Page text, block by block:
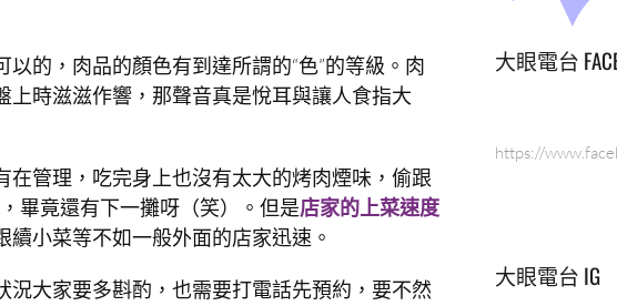
的，肉品的顏色有到達所謂的“色”的等級。肉
時滋滋作響，那聲音真是悅耳與讓人食指大
管理，吃完身上也沒有太大的烤肉煙味，偷跟
畢竟還有下一攤呀（笑）。但是店家的上菜速度
續小菜等不如一般外面的店家迅速。
大家要多斟酌，也需要打電話先預約，要不然
大眼電台
https://
大眼電台 IG